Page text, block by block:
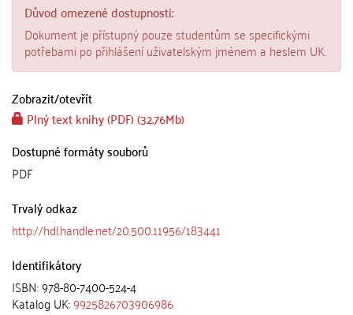
Důvod omezené dostupnosti:
Dokument je přístupný pouze studentům se specifickými
potřebami po přihlášení uživatelským jménem a heslem UK.
Zobrazit/otevřít
Plný text knihy (PDF) (32.76Mb)
Dostupné formáty souborů
PDF
Trvalý odkaz
http://hdl.handle.net/20.500.11956/183441
Identifikátory
ISBN: 978-80-7400-524-4
Katalog UK:9925826703906986